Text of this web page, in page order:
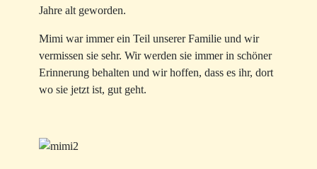
Jahre alt geworden.
Mimi war immer ein Teil unserer Familie und wir
vermissen sie sehr. Wir werden sie immer in schöner
Erinnerung behalten und wir hoffen, dass es ihr, dort
wo sie jetzt ist, gut geht.